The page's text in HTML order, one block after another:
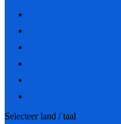
Selecteer land / taal